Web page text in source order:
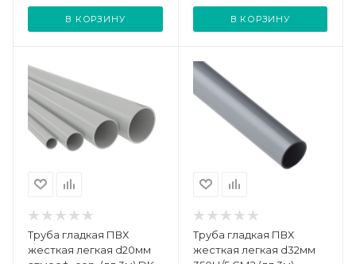
В КОРЗИНУ В КОРЗИНУ
Труба гладкая ПВХ
жесткая легкая d20мм
Труба гладкая ПВХ
жесткая легкая d32мм